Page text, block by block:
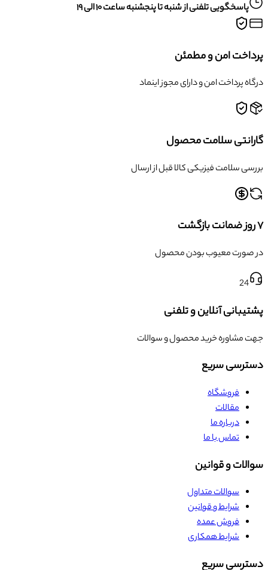
پاسخگویی تلفنی از شنبه تا پنجشنبه ساعت ۱۰ الی ۱۹
پرداخت امن و مطمئن
درگاه پرداخت امن و دارای مجوز اینماد
گارانتی سلامت محصول
بررسی سلامت فیزیکی کالا قبل از ارسال
۷ روز ضمانت بازگشت
در صورت معیوب بودن محصول
24
پشتیبانی آنلاین و تلفنی
جهت مشاوره خرید محصول و سوالات
دسترسی سریع
فروشگاه
مقالات
درباره ما
تماس با ما
سوالات و قوانین
سوالات متداول
شرایط و قوانین
فروش عمده
شرایط همکاری
دسترسی سریع